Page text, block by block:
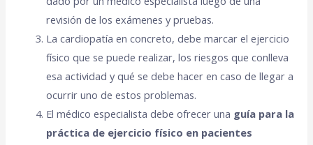
revisión de los exámenes y pruebas.
La cardiopatía en concreto, debe marcar el ejercicio
físico que se puede realizar, los riesgos que conlleva
esa actividad y qué se debe hacer en caso de llegar a
ocurrir uno de estos problemas.
El médico especialista debe ofrecer una guía para la
práctica de ejercicio físico en pacientes